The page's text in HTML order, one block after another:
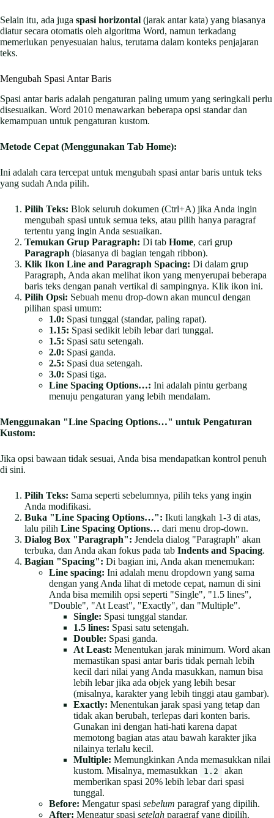
Selain itu, ada juga spasi horizontal (jarak antar kata) yang biasanya
diatur secara otomatis oleh algoritma Word, namun terkadang
memerlukan penyesuaian halus, terutama dalam konteks penjajaran
teks.
Mengubah Spasi Antar Baris
Spasi antar baris adalah pengaturan paling umum yang seringkali perlu
disesuaikan. Word 2010 menawarkan beberapa opsi standar dan
kemampuan untuk pengaturan kustom.
Metode Cepat (Menggunakan Tab Home):
Ini adalah cara tercepat untuk mengubah spasi antar baris untuk teks
yang sudah Anda pilih.
Pilih Teks: Blok seluruh dokumen (Ctrl+A) jika Anda ingin
mengubah spasi untuk semua teks, atau pilih hanya paragraf
tertentu yang ingin Anda sesuaikan.
Temukan Grup Paragraph: Di tab Home, cari grup
Paragraph (biasanya di bagian tengah ribbon).
Klik Ikon Line and Paragraph Spacing: Di dalam grup
Paragraph, Anda akan melihat ikon yang menyerupai beberapa
baris teks dengan panah vertikal di sampingnya. Klik ikon ini.
Pilih Opsi: Sebuah menu drop-down akan muncul dengan
pilihan spasi umum:
1.0: Spasi tunggal (standar, paling rapat).
1.15: Spasi sedikit lebih lebar dari tunggal.
1.5: Spasi satu setengah.
2.0: Spasi ganda.
2.5: Spasi dua setengah.
3.0: Spasi tiga.
Line Spacing Options…: Ini adalah pintu gerbang
menuju pengaturan yang lebih mendalam.
Menggunakan "Line Spacing Options…" untuk Pengaturan
Kustom:
Jika opsi bawaan tidak sesuai, Anda bisa mendapatkan kontrol penuh
di sini.
Pilih Teks: Sama seperti sebelumnya, pilih teks yang ingin
Anda modifikasi.
Buka "Line Spacing Options…": Ikuti langkah 1-3 di atas,
lalu pilih Line Spacing Options… dari menu drop-down.
Dialog Box "Paragraph": Jendela dialog "Paragraph" akan
terbuka, dan Anda akan fokus pada tab Indents and Spacing.
Bagian "Spacing": Di bagian ini, Anda akan menemukan:
Line spacing: Ini adalah menu dropdown yang sama
dengan yang Anda lihat di metode cepat, namun di sini
Anda bisa memilih opsi seperti "Single", "1.5 lines",
"Double", "At Least", "Exactly", dan "Multiple".
Single: Spasi tunggal standar.
1.5 lines: Spasi satu setengah.
Double: Spasi ganda.
At Least: Menentukan jarak minimum. Word akan
memastikan spasi antar baris tidak pernah lebih
kecil dari nilai yang Anda masukkan, namun bisa
lebih lebar jika ada objek yang lebih besar
(misalnya, karakter yang lebih tinggi atau gambar).
Exactly: Menentukan jarak spasi yang tetap dan
tidak akan berubah, terlepas dari konten baris.
Gunakan ini dengan hati-hati karena dapat
memotong bagian atas atau bawah karakter jika
nilainya terlalu kecil.
Multiple: Memungkinkan Anda memasukkan nilai
kustom. Misalnya, memasukkan
1.2
akan
memberikan spasi 20% lebih lebar dari spasi
tunggal.
Before: Mengatur spasi sebelum paragraf yang dipilih.
After: Mengatur spasi setelah paragraf yang dipilih.